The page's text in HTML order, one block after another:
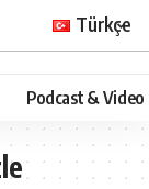
Türkçe
Podcast & Video